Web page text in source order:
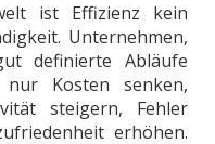
ist Effizienz kein
Unternehmen,
definierte Abläufe
Kosten senken,
steigern, Fehler
erhöhen.